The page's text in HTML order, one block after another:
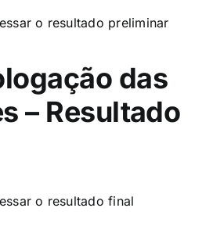
o resultado preliminar
das
– Resultado
o resultado final